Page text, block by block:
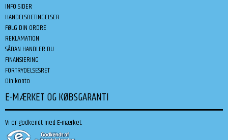
INFO SIDER
HANDELSBETINGELSER
FØLG DIN ORDRE
REKLAMATION
SÅDAN HANDLER DU
FINANSIERING
FORTRYDELSESRET
Din konto
E-MÆRKET OG KØBSGARANTI
Vi er godkendt med E-mærket: